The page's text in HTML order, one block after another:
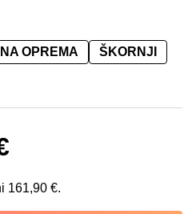
OPREMA
ŠKORNJI
169,90 €.
161,90 €.